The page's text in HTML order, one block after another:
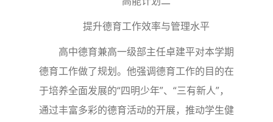
提升德育工作效率与管理水平
高中德育兼高一级部主任卓建平对本学期
德育工作做了规划。他强调德育工作的目的在
于培养全面发展的“四明少年”、“三有新人”，
通过丰富多彩的德育活动的开展，推动学生健